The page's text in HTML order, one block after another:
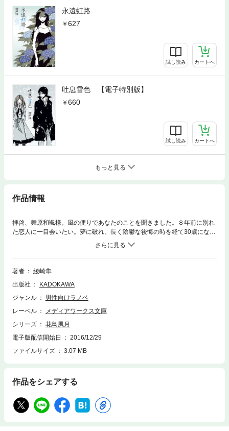
永遠虹路
627
試し読み カートへ
吐息雪色 【電子特別版】
660
試し読み カートへ
もっと見る
作品情報
拝啓、舞原和颯様。風の便りであなたのことを聞きました。８年前に別れ
た恋人に一目会いたい。夢に破れ、長く陰鬱な後悔の時を経て30歳になっ
た彼女は、節目の年に開催された同窓会に出席する。かつての恋人との再
会は叶わなかったものの、友人に促され、彼女は自らの想いを手紙に託す
ことにするのだが……。きっと、誰にだって忘れられない恋がある。往復
書簡で綴られる『風』の恋愛ミステリー。
著者
綾崎隼
出版社
KADOKAWA
ジャンル
男性向けラノベ
レーベル
メディアワークス文庫
シリーズ
花鳥風月
電子版配信開始日
2016/12/29
ファイルサイズ
3.07 MB
作品をシェアする